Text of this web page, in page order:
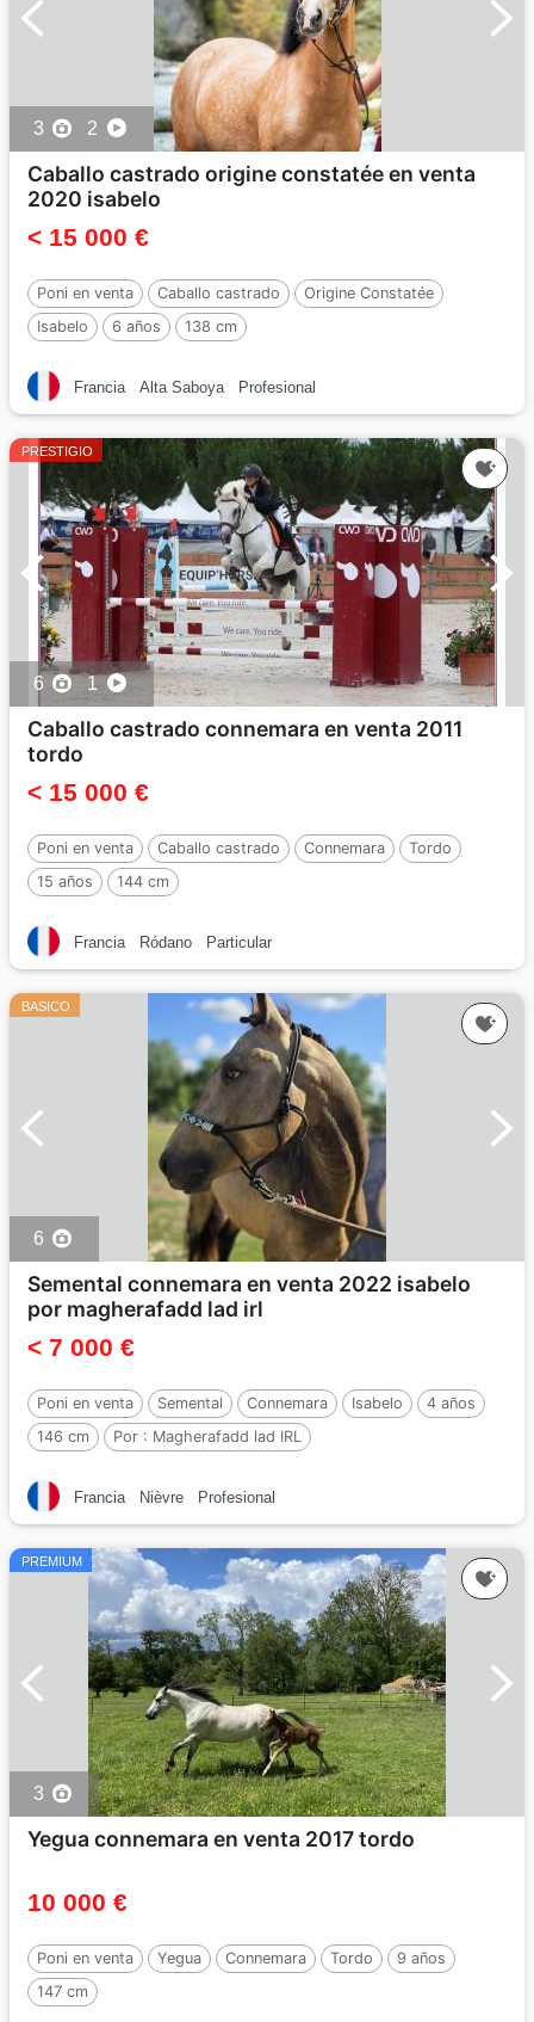
3 2
Caballo castrado origine constatée en venta
2020 isabelo
< 15 000 €
Poni en venta Caballo castrado
Origine Constatée
Isabelo
6 años 138 cm
Francia Alta Saboya Profesional
PRESTIGIO
6 1
Caballo castrado connemara en venta 2011
tordo
< 15 000 €
Poni en venta Caballo castrado Connemara
Tordo
15 años
144 cm
Francia Ródano Particular
BASICO
6
Semental connemara en venta 2022 isabelo
por magherafadd lad irl
< 7 000 €
Poni en venta Semental Connemara Isabelo
4 años
146 cm
Por : Magherafadd lad IRL
Francia Nièvre Profesional
PREMIUM
3
Yegua connemara en venta 2017 tordo
10 000 €
Poni en venta Yegua Connemara Tordo
9 años
147 cm